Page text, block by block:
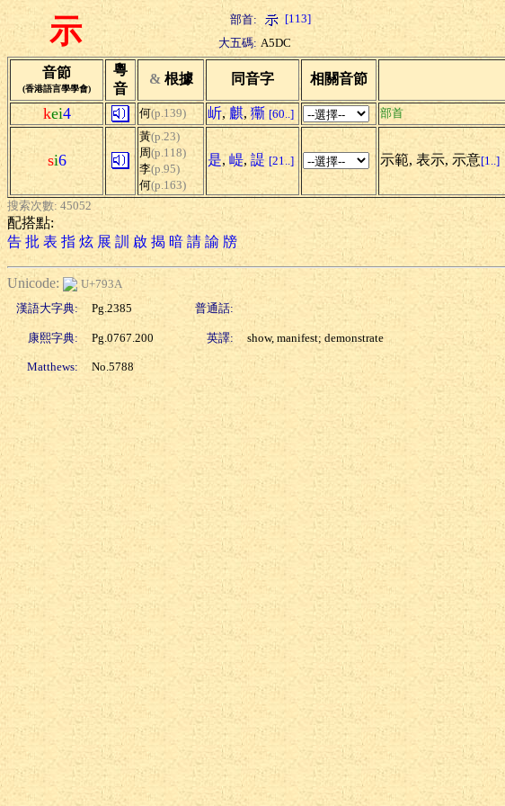
示 部首: [113]
大五碼: A5DC
音節
(香港語言學學會)
粵
音
& 根據 同音字 相關音節
kei4 何(p.139) 岓, 麒, 玂 [60..] 部首
si6
黃(p.23)
周(p.118)
李(p.95)
何(p.163)
是, 崼, 諟 [21..] 示範, 表示, 示意[1..]
搜索次數: 45052
配搭點:
告 批 表 指 炫 展 訓 啟 揭 暗 請 諭 牓
Unicode:
U+793A
漢語大字典:
Pg.2385 普通話:
康熙字典: Pg.0767.200 英譯: show, manifest; demonstrate
Matthews: No.5788